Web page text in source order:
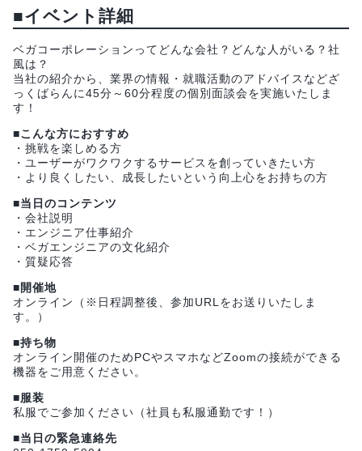
■イベント詳細
ベガコーポレーションってどんな会社？どんな人がいる？社
風は？
当社の紹介から、業界の情報・就職活動のアドバイスなどざ
っくばらんに45分～60分程度の個別面談会を実施いたしま
す！
■こんな方におすすめ
・挑戦を楽しめる方
・ユーザーがワクワクするサービスを創っていきたい方
・より良くしたい、成長したいという向上心をお持ちの方
■当日のコンテンツ
・会社説明
・エンジニア仕事紹介
・ベガエンジニアの文化紹介
・質疑応答
■開催地
オンライン（※日程調整後、参加URLをお送りいたしま
す。）
■持ち物
オンライン開催のためPCやスマホなどZoomの接続ができる
機器をご用意ください。
■服装
私服でご参加ください（社員も私服通勤です！）
■当日の緊急連絡先